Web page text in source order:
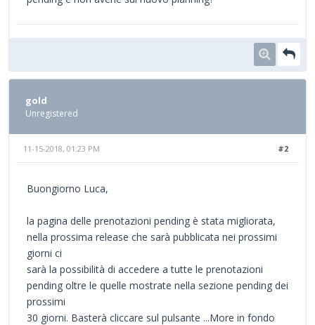
gold
Unregistered
#2
11-15-2018, 01:23 PM
Buongiorno Luca,
la pagina delle prenotazioni pending è stata migliorata,
nella prossima release che sarà pubblicata nei prossimi
giorni ci
sarà la possibilità di accedere a tutte le prenotazioni
pending oltre le quelle mostrate nella sezione pending dei
prossimi
30 giorni. Basterà cliccare sul pulsante ...More in fondo